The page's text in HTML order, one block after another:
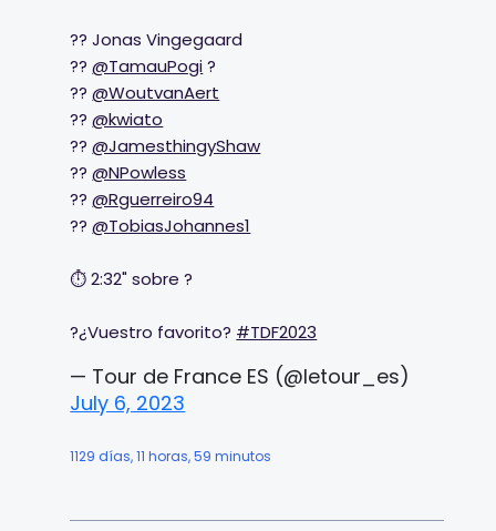
?? Jonas Vingegaard
??@TamauPogi?
??@WoutvanAert
??@kwiato
??@JamesthingyShaw
??@NPowless
??@Rguerreiro94
??@TobiasJohannes1
⏱️ 2:32" sobre ?
?¿Vuestro favorito? #TDF2023
— Tour de France ES (@letour_es)
July 6, 2023
1129 días, 11 horas, 59 minutos